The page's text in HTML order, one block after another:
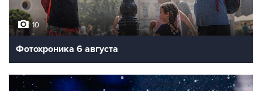
10
Фотохроника 6 августа